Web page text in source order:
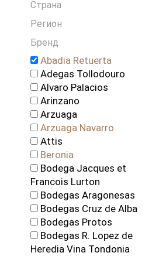
Италия
Ливан
Россия
Словения
США
Франция
Чехия
Чили
ЮАР
Страна
Регион
Бренд
Abadia Retuerta
Adegas Tollodouro
Alvaro Palacios
Arinzano
Arzuaga
Arzuaga Navarro
Attis
Beronia
Bodega Jacques et
Francois Lurton
Bodegas Aragonesas
Bodegas Cruz de Alba
Bodegas Protos
Bodegas R. Lopez de
Heredia Vina Tondonia